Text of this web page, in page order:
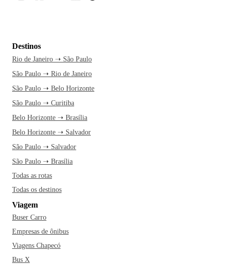
Destinos
Rio de Janeiro ➝ São Paulo
São Paulo ➝ Rio de Janeiro
São Paulo ➝ Belo Horizonte
São Paulo ➝ Curitiba
Belo Horizonte ➝ Brasília
Belo Horizonte ➝ Salvador
São Paulo ➝ Salvador
São Paulo ➝ Brasília
Todas as rotas
Todas os destinos
Viagem
Buser Carro
Empresas de ônibus
Viagens Chapecó
Bus X